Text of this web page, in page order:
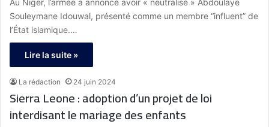
Au Niger, l’armée a annoncé avoir « neutralisé » Abdoulaye
Souleymane Idouwal, présenté comme un membre “influent” de
l’État islamique.…
Lire la suite »
La rédaction 24 juin 2024
Sierra Leone : adoption d’un projet de loi
interdisant le mariage des enfants